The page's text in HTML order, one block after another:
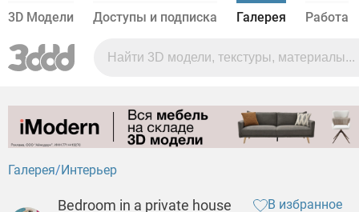
3D Модели Доступы и подписка Галерея Работа
Галерея Интерьер
Bedroom in a private house В избранное